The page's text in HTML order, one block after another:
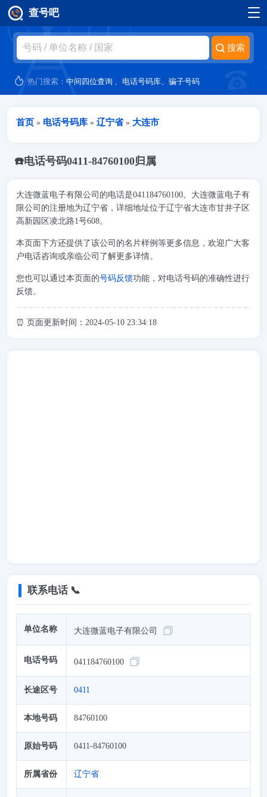
跳转到主要内容
查号吧
热门搜索：中间四位查询 、 电话号码库、骗子号码
当前位置
首页 » 电话号码库 » 辽宁省 » 大连市
☎️电话号码0411-84760100归属
大连微蓝电子有限公司的电话是041184760100。大连微蓝电子有
限公司的注册地为辽宁省，详细地址位于辽宁省大连市甘井子区
高新园区凌北路1号608。
本页面下方还提供了该公司的名片样例等更多信息，欢迎广大客
户电话咨询或亲临公司了解更多详情。
您也可以通过本页面的号码反馈功能，对电话号码的准确性进行
反馈。
⏰ 页面更新时间：2024-05-10 23:34:18
联系电话 📞
单位名称 大连微蓝电子有限公司
电话号码 041184760100
长途区号 0411
本地号码 84760100
原始号码 0411-84760100
所属省份 辽宁省